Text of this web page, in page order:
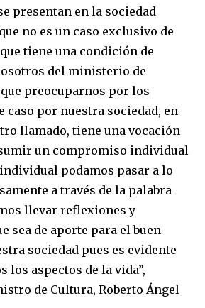
presentan en la sociedad
no es un caso exclusivo de
tiene una condición de
del ministerio de
preocuparnos por los
caso por nuestra sociedad, en
llamado, tiene una vocación
un compromiso individual
podamos pasar a lo
a través de la palabra
llevar reflexiones y
sea de aporte para el buen
sociedad pues es evidente
los aspectos de la vida”,
de Cultura, Roberto Ángel